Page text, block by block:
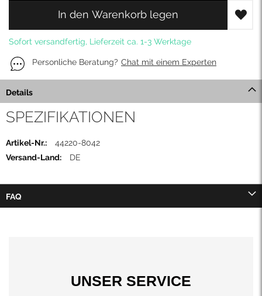
In den Warenkorb legen
Sofort versandfertig, Lieferzeit ca. 1-3 Werktage
Personliche Beratung? Chat mit einem Experten
Details
SPEZIFIKATIONEN
Mehr
Informationen
44220-8042
DE
FAQ
UNSER SERVICE